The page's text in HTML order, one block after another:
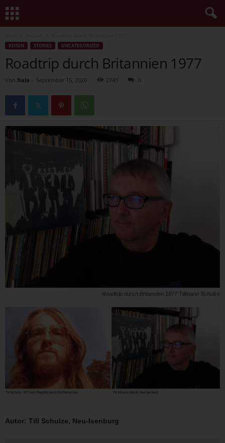
REISEN STORIES UNCATEGORIZED
Roadtrip durch Britannien 1977
Von fiala - September 15, 2020 2743 0
Roadtrip durch Britannien 1977 Tillmann Schulze
Autor: Till Schulze, Neu-Isenburg